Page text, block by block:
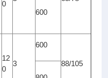
0
600
12
0
3
600
88/105